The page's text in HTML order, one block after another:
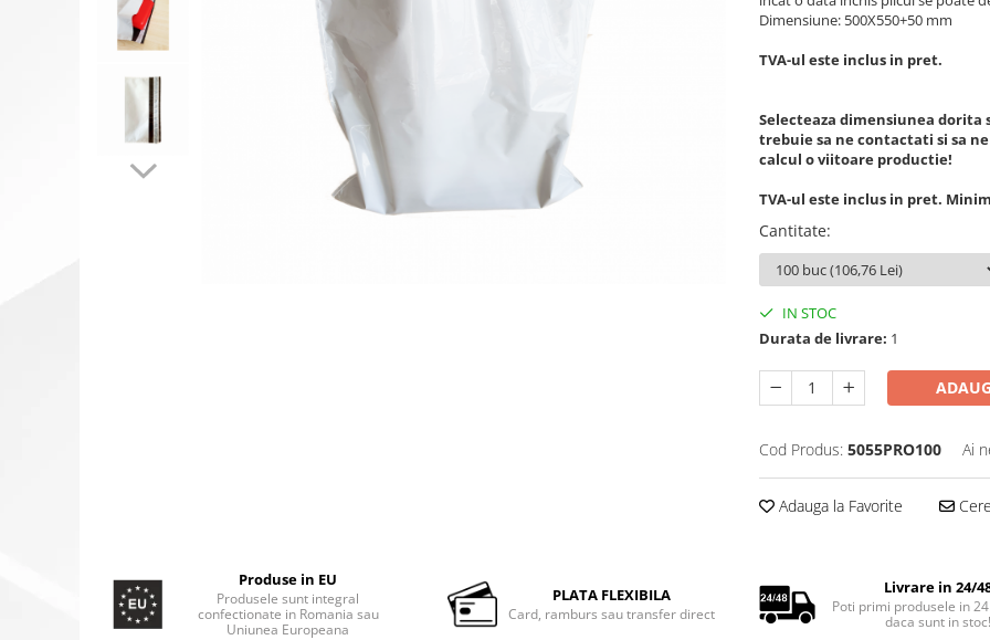
Dimensiune: 500X550+50 mm
TVA-ul este inclus in pret.
Selecteaza dimensiunea dorita
trebuie sa ne contactati si sa
calcul o viitoare productie!
TVA-ul este inclus in pret.
Cantitate:
IN STOC
Durata de livrare: 1
Cod Produs: 5055PRO100 Ai
Adauga la Favorite
Produse in EU
Produsele sunt integral
confectionate in Romania sau
Uniunea Europeana
PLATA FLEXIBILA
Card, ramburs sau transfer direct
Livrare in 24/
Poti primi produsele in
daca sunt in stoc!